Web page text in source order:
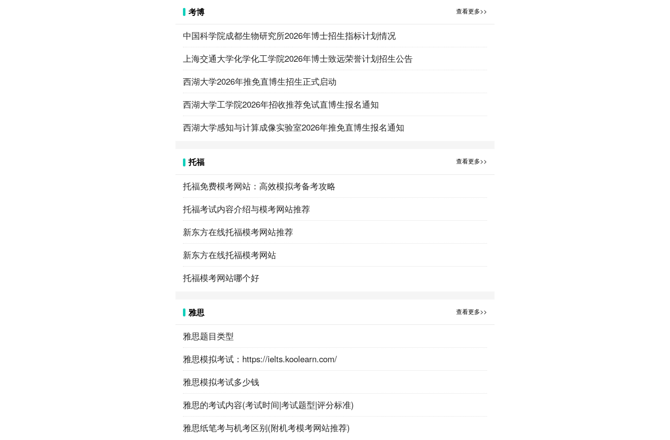
考博 查看更多>>
中国科学院成都生物研究所2026年博士招生指标计划情况
上海交通大学化学化工学院2026年博士致远荣誉计划招生公告
西湖大学2026年推免直博生招生正式启动
西湖大学工学院2026年招收推荐免试直博生报名通知
西湖大学感知与计算成像实验室2026年推免直博生报名通知
托福 查看更多>>
托福免费模考网站：高效模拟考备考攻略
托福考试内容介绍与模考网站推荐
新东方在线托福模考网站推荐
新东方在线托福模考网站
托福模考网站哪个好
雅思 查看更多>>
雅思题目类型
雅思模拟考试：https://ielts.koolearn.com/
雅思模拟考试多少钱
雅思的考试内容(考试时间|考试题型|评分标准)
雅思纸笔考与机考区别(附机考模考网站推荐)